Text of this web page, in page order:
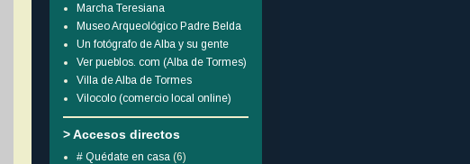
Marcha Teresiana
Museo Arqueológico Padre Belda
Un fotógrafo de Alba y su gente
Ver pueblos. com (Alba de Tormes)
Villa de Alba de Tormes
Vilocolo (comercio local online)
> Accesos directos
# Quédate en casa (6)